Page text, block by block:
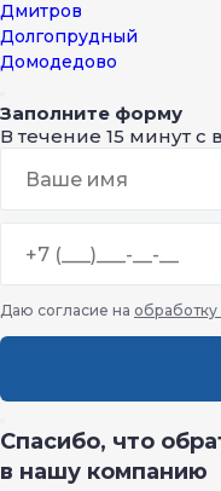
Дмитров
Долгопрудный
Домодедово
Дрезна
Дубна
Железнодорожный
Жуковский
Звенигород
Ивантеевка
Истра
Калуга
Климовск
Коломна
Королев
Заполните форму
В течение 15 минут с
Даю согласие на обработку
Спасибо, что
в нашу компанию